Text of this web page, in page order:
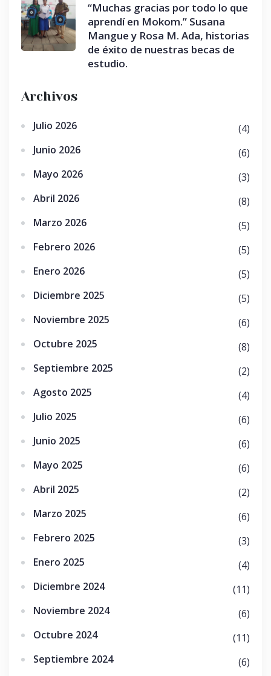
“Muchas gracias por todo lo que
aprendí en Mokom.” Susana
Mangue y Rosa M. Ada, historias
de éxito de nuestras becas de
estudio.
Archivos
Julio 2026
(4)
Junio 2026
(6)
Mayo 2026
(3)
Abril 2026
(8)
Marzo 2026
(5)
Febrero 2026
(5)
Enero 2026
(5)
Diciembre 2025
(5)
Noviembre 2025
(6)
Octubre 2025
(8)
Septiembre 2025
(2)
Agosto 2025
(4)
Julio 2025
(6)
Junio 2025
(6)
Mayo 2025
(6)
Abril 2025
(2)
Marzo 2025
(6)
Febrero 2025
(3)
Enero 2025
(4)
Diciembre 2024
(11)
Noviembre 2024
(6)
Octubre 2024
(11)
Septiembre 2024
(6)